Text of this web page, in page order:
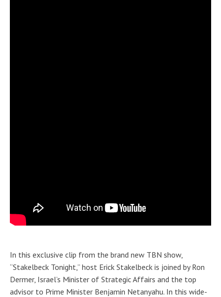
In this exclusive clip from the brand new TBN show,
“Stakelbeck Tonight,” host Erick Stakelbeck is joined by Ron
Dermer, Israel’s Minister of Strategic Affairs and the top
advisor to Prime Minister Benjamin Netanyahu. In this wide-